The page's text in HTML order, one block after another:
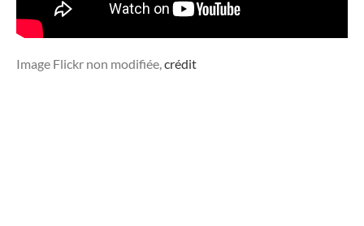
Image Flickr non modifiée,crédit